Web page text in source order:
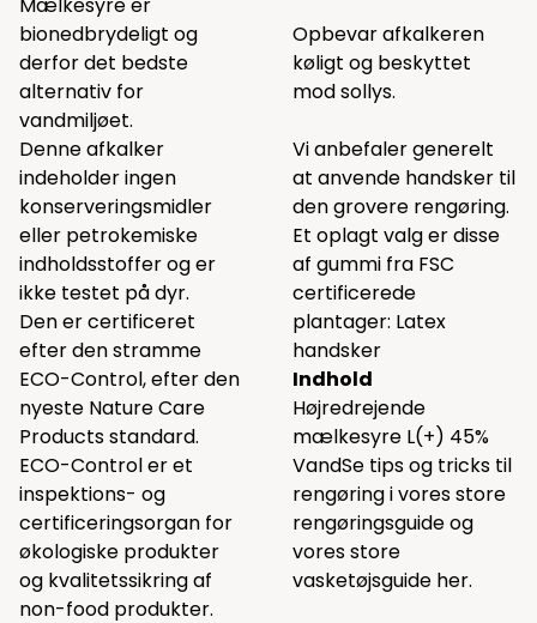
bionedbrydeligt og
derfor det bedste
alternativ for
vandmiljøet.
Denne afkalker
indeholder ingen
konserveringsmidler
eller petrokemiske
indholdsstoffer og er
ikke testet på dyr.
Den er certificeret
efter den stramme
ECO-Control, efter den
nyeste Nature Care
Products standard.
ECO-Control er et
inspektions- og
certificeringsorgan for
økologiske produkter
og kvalitetssikring af
non-food produkter.
Opbevar afkalkeren
køligt og beskyttet
mod sollys.
Vi anbefaler generelt
at anvende handsker til
den grovere rengøring.
Et oplagt valg er disse
af gummi fra FSC
certificerede
plantager: Latex
handsker
Indhold
Højredrejende
mælkesyre L(+) 45%
VandSe tips og tricks til
rengøring i voresstore
rengøringsguideog
vores store
vasketøjsguide her.